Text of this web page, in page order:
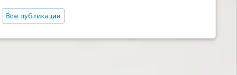
Все публикации